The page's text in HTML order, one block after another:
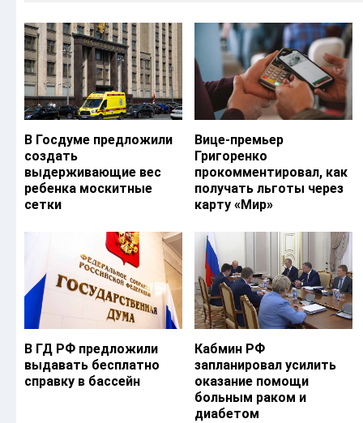
В Госдуме предложили
создать
выдерживающие вес
ребенка москитные
сетки
Вице-премьер
Григоренко
прокомментировал, как
получать льготы через
карту «Мир»
В ГД РФ предложили
выдавать бесплатно
справку в бассейн
Кабмин РФ
запланировал усилить
оказание помощи
больным раком и
диабетом